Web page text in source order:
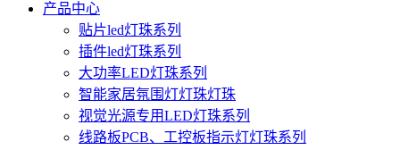
产品中心
贴片led灯珠系列
插件led灯珠系列
大功率LED灯珠系列
智能家居氛围灯灯珠灯珠
视觉光源专用LED灯珠系列
线路板PCB、工控板指示灯灯珠系列